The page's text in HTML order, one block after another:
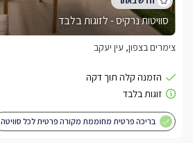
סוויטות נרקיס - לזוגות בלבד
צימרים בצפון, עין יעקב
בריכה פרטית מחוממת מקורה פרטית לכל סוויטה